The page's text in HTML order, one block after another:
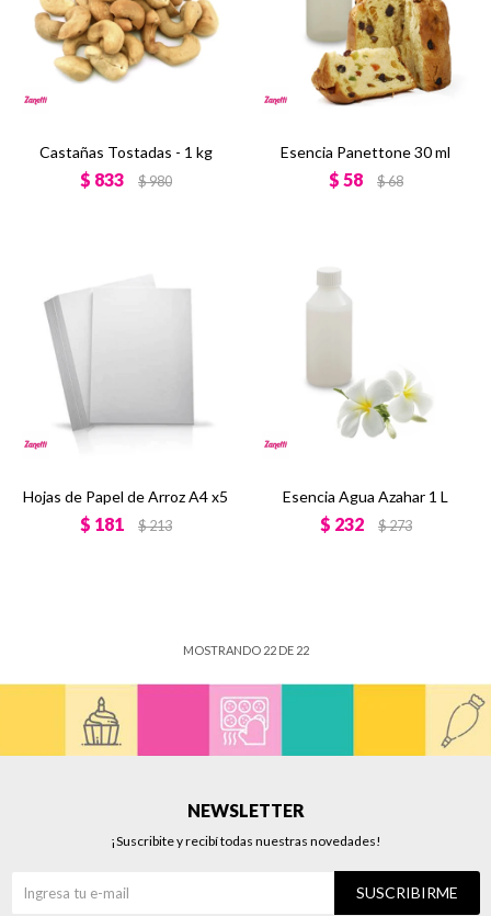
Castañas Tostadas - 1 kg
$ 833 $980
Esencia Panettone 30 ml
$ 58 $68
Hojas de Papel de Arroz A4 x5
$ 181 $213
Esencia Agua Azahar 1 L
$ 232 $273
MOSTRANDO 22DE 22
NEWSLETTER
¡Suscribite y recibí todas nuestras novedades!
SUSCRIBIRME